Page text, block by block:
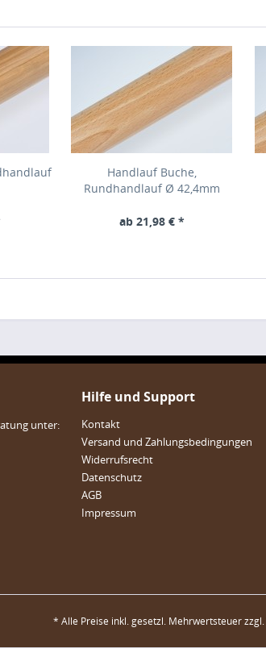
Handlauf Buche,
Rundhandlauf Ø 42,4mm
ab 21,98 € *
unter:
Hilfe und Support
Kontakt
Versand und Zahlungsbedingungen
Widerrufsrecht
Datenschutz
AGB
Impressum
* Alle Preise inkl. gesetzl. Mehrwertsteuer zzgl.